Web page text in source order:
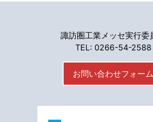
諏訪圏工業メッセ実行委
TEL: 0266-54-2588
お問い合わせフォーム